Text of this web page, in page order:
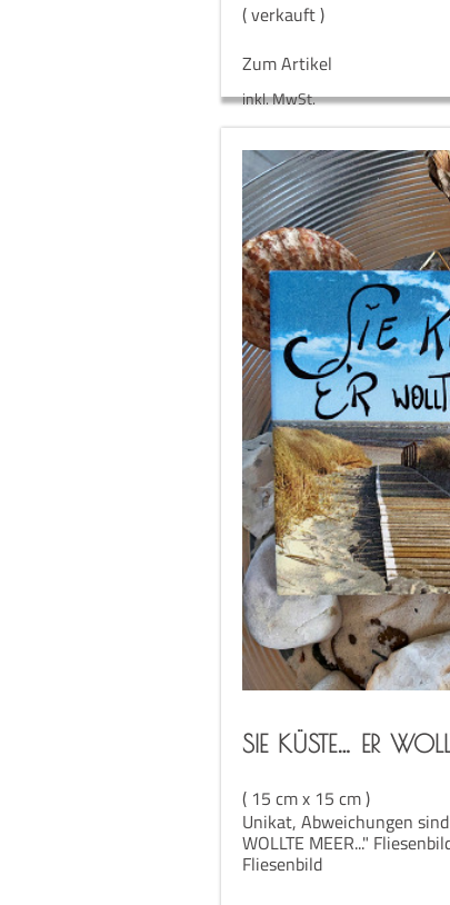
( verkauft )
Zum Artikel
inkl. MwSt.
SIE KÜSTE… ER
( 15 cm x 15 cm )
Unikat, Abweichungen sind
WOLLTE MEER..."
Fliesenbild